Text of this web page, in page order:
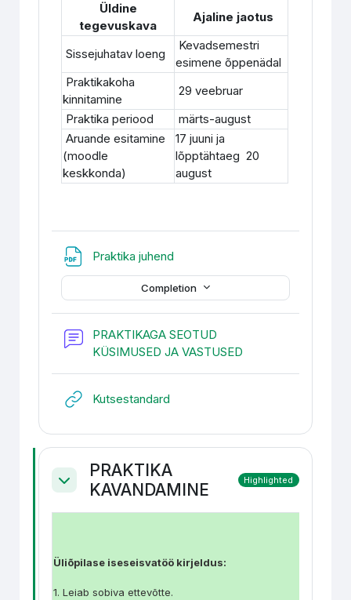
Üldine
tegevuskava
Ajaline jaotus
Sissejuhatav loeng
Kevadsemestri
esimene õppenädal
Praktikakoha
kinnitamine
29 veebruar
Praktika periood
märts-august
Aruande esitamine
(moodle
keskkonda)
17 juuni ja
lõpptähtaeg 20
august
Praktika juhend
Completion
PRAKTIKAGA SEOTUD
KÜSIMUSED JA VASTUSED
Kutsestandard
Collapse
PRAKTIKA
KAVANDAMINE
Highlighted
Üliõpilase iseseisvatöö kirjeldus:
1. Leiab sobiva ettevõtte.